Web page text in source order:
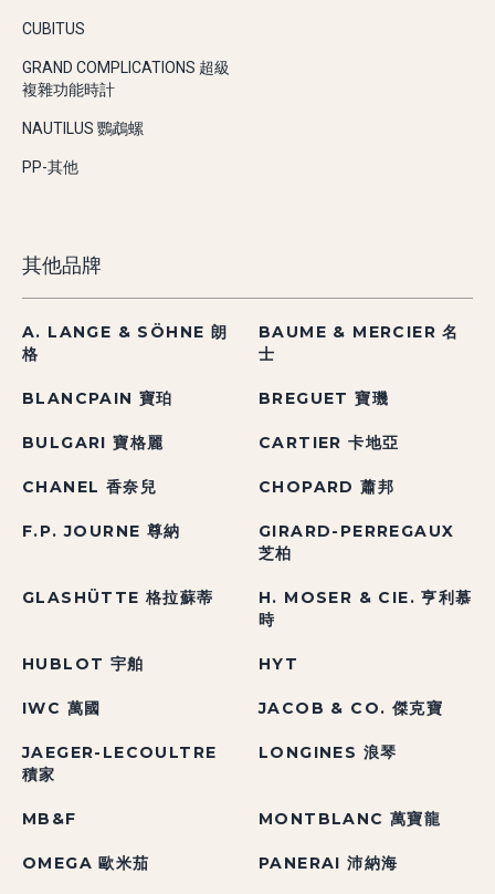
CUBITUS
GRAND COMPLICATIONS 超級
複雜功能時計
NAUTILUS 鸚鵡螺
PP-其他
其他品牌
A. LANGE & SÖHNE 朗
格
BAUME & MERCIER 名
士
BLANCPAIN 寶珀 BREGUET 寶璣
BULGARI 寶格麗 CARTIER 卡地亞
CHANEL 香奈兒 CHOPARD 蕭邦
F.P. JOURNE 尊納
GIRARD-PERREGAUX
芝柏
GLASHÜTTE 格拉蘇蒂
H. MOSER & CIE. 亨利慕
時
HUBLOT 宇舶 HYT
IWC 萬國 JACOB & CO. 傑克寶
JAEGER-LECOULTRE
積家
LONGINES 浪琴
MB&F MONTBLANC 萬寶龍
OMEGA 歐米茄 PANERAI 沛納海